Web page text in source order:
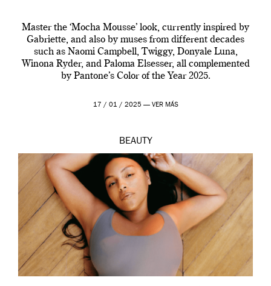
Master the ‘Mocha Mousse’ look, currently inspired by
Gabriette, and also by muses from different decades
such as Naomi Campbell, Twiggy, Donyale Luna,
Winona Ryder, and Paloma Elsesser, all complemented
by Pantone’s Color of the Year 2025.
17 / 01 / 2025 — VER MÁS
BEAUTY